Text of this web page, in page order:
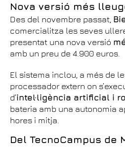
Nova versió més
Des del novembre passat,
comercialitza les seves
presentat una nova versió
amb un preu de 4.900 euros.
El sistema inclou, a més de
processador extern on
d’intel·ligència artificial i
bateria amb una autonomia
hores i mitja.
Del TecnoCampus de